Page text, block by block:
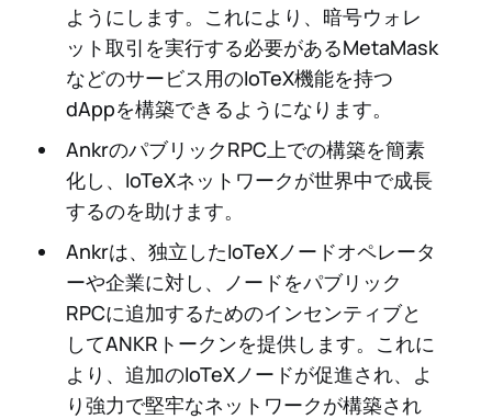
ようにします。これにより、暗号ウォレ
ット取引を実行する必要があるMetaMask
などのサービス用のIoTeX機能を持つ
dAppを構築できるようになります。
AnkrのパブリックRPC上での構築を簡素
化し、IoTeXネットワークが世界中で成長
するのを助けます。
Ankrは、独立したIoTeXノードオペレータ
ーや企業に対し、ノードをパブリック
RPCに追加するためのインセンティブと
してANKRトークンを提供します。これに
より、追加のIoTeXノードが促進され、よ
り強力で堅牢なネットワークが構築され